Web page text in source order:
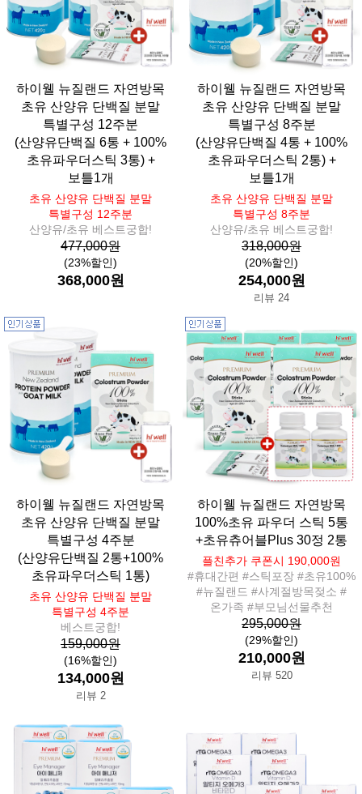
하이웰 뉴질랜드 자연방목
초유 산양유 단백질 분말
특별구성 12주분
(산양유단백질 6통 + 100%
초유파우더스틱 3통) +
보틀1개
초유 산양유 단백질 분말
특별구성 12주분
산양유/초유 베스트궁합!
477,000원
(23%할인)
368,000원
하이웰 뉴질랜드 자연방목
초유 산양유 단백질 분말
특별구성 8주분
(산양유단백질 4통 + 100%
초유파우더스틱 2통) +
보틀1개
초유 산양유 단백질 분말
특별구성 8주분
산양유/초유 베스트궁합!
318,000원
(20%할인)
254,000원
리뷰 24
하이웰 뉴질랜드 자연방목
초유 산양유 단백질 분말
특별구성 4주분
(산양유단백질 2통+100%
초유파우더스틱 1통)
초유 산양유 단백질 분말
특별구성 4주분
베스트궁합!
159,000원
(16%할인)
134,000원
리뷰 2
하이웰 뉴질랜드 자연방목
100%초유 파우더 스틱 5통
+초유츄어블Plus 30정 2통
플친추가 쿠폰시 190,000원
#휴대간편 #스틱포장 #초유100%
#뉴질랜드 #사계절방목젖소 #
온가족 #부모님선물추천
295,000원
(29%할인)
210,000원
리뷰 520